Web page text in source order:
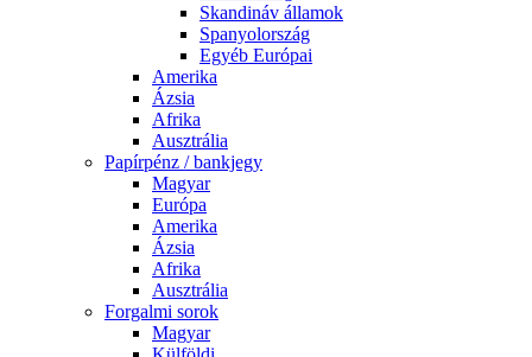
Skandináv államok
Spanyolország
Egyéb Európai
Amerika
Ázsia
Afrika
Ausztrália
Papírpénz / bankjegy
Magyar
Európa
Amerika
Ázsia
Afrika
Ausztrália
Forgalmi sorok
Magyar